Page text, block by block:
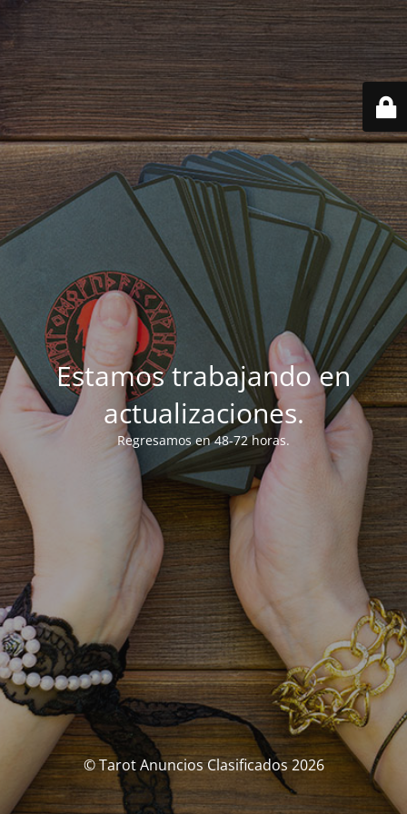
Estamos trabajando en
actualizaciones.
Regresamos en 48-72 horas.
© Tarot Anuncios Clasificados 2026